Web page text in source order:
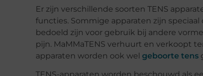
Er zijn verschillende soorten TENS
functies. Sommige apparaten zijn
bedoeld zijn voor gebruik bij andere
pijn. MaMMaTENS verhuurt en verkoopt
apparaten worden ook wel geboorte tens